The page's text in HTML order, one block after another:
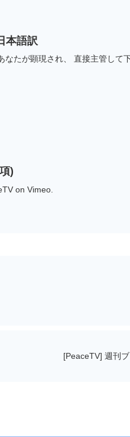
本語訳
たが顕現され、 直接主管し
)
on Vimeo.
[PeaceTV] 週刊